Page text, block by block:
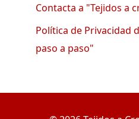
Contacta a "Tejidos a
Política de Privacidad
paso a paso"